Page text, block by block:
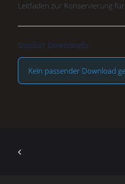
Leitfaden zur Konservierung
Similar Downloads
Kein passender Download